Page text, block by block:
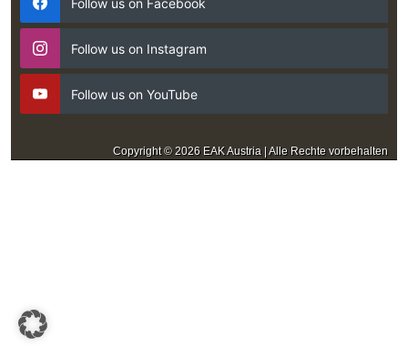
Follow us on Instagram
Follow us on YouTube
Copyright © 2026 EAK Austria | Alle Rechte vorbehalten